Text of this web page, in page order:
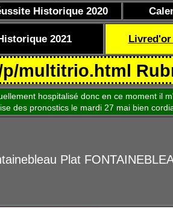
Historique 2020
2021 Livred'or
Rubrique
hospitalisé donc en ce moment il
pronostics le mardi 27 mai bien
Plat